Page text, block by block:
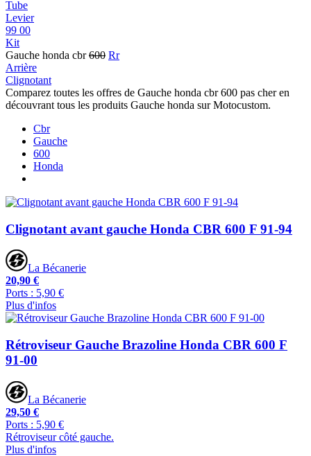
Tube
Levier
99 00
Kit
Gauche honda cbr600 Rr
Arrière
Clignotant
Comparez toutes les offres de Gauche honda cbr 600 pas cher en
découvrant tous les produits Gauche honda sur Motocustom.
Cbr
Gauche
600
Honda
Clignotant avant gauche Honda CBR 600 F 91-94
La Bécanerie
20,90 €
Ports : 5,90 €
Plus d'infos
Rétroviseur Gauche Brazoline Honda CBR 600 F
91-00
La Bécanerie
29,50 €
Ports : 5,90 €
Rétroviseur côté gauche.
Plus d'infos